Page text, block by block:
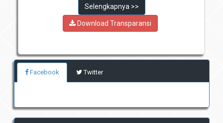
Selengkapnya >>
Download Transparansi
Facebook Twitter